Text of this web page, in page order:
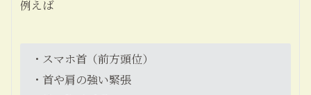
例えば
・スマホ首（前方頭位）
・首や肩の強い緊張